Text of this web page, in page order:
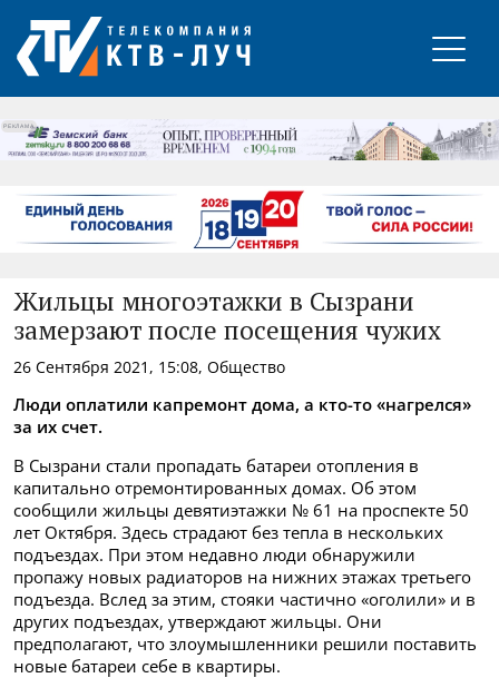
РЕКЛАМА
Жильцы многоэтажки в Сызрани
замерзают после посещения чужих
26 Сентября 2021, 15:08, Общество
Люди оплатили капремонт дома, а кто-то «нагрелся»
за их счет.
В Сызрани стали пропадать батареи отопления в
капитально отремонтированных домах. Об этом
сообщили жильцы девятиэтажки № 61 на проспекте 50
лет Октября. Здесь страдают без тепла в нескольких
подъездах. При этом недавно люди обнаружили
пропажу новых радиаторов на нижних этажах третьего
подъезда. Вслед за этим, стояки частично «оголили» и в
других подъездах, утверждают жильцы. Они
предполагают, что злоумышленники решили поставить
новые батареи себе в квартиры.